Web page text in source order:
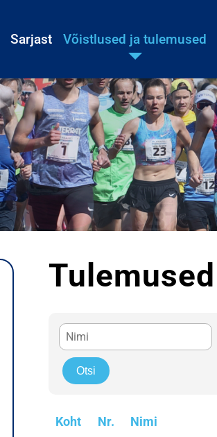
Sarjast Võistlused ja tulemused
Tulemused
Koht Nr. Nimi